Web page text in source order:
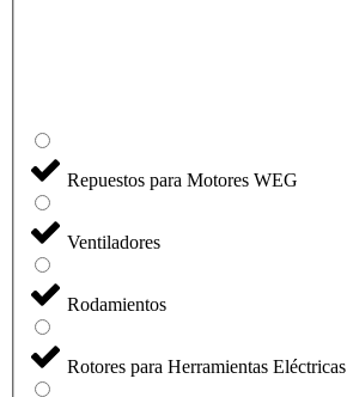
Repuestos para Motores WEG
Ventiladores
Rodamientos
Rotores para Herramientas Eléctricas